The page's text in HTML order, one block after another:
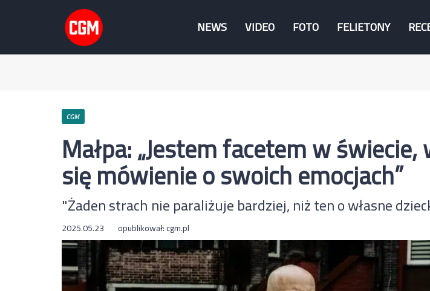
NEWS VIDEO FOTO FELIETONY
CGM
Małpa: „Jestem facetem w
się mówienie o swoich emocjach”
"Żaden strach nie paraliżuje bardziej, niż ten o własne
2025.05.23 opublikował:cgm.pl